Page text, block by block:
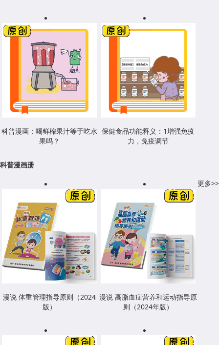
科普漫画：喝鲜榨果汁等于吃水
果吗？
保健食品功能释义：1增强免疫
力，免疫调节
科普漫画册
更多>>
漫说 体重管理指导原则（2024
版）
漫说 高脂血症营养和运动指导原
则（2024年版）